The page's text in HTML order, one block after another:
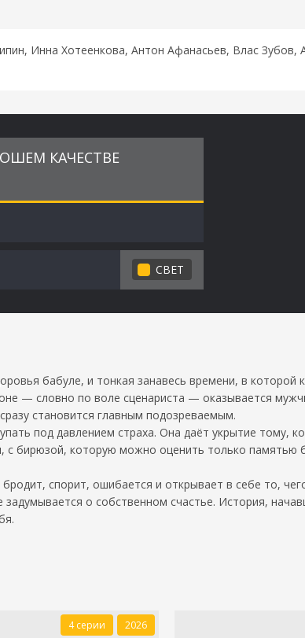
Инна Хотеенкова, Антон Афанасьев, Влас Зубов,
КАЧЕСТВЕ
СВЕТ
бабуле, и тонкая занавесь времени, в которой
— словно по воле сценариста — оказывается
становится главным подозреваемым.
под давлением страха. Она даёт укрытие тому,
бирюзой, которую можно оценить только памятью
спорит, ошибается и открывает в себе то,
о собственном счастье. История,
4 серии 2026